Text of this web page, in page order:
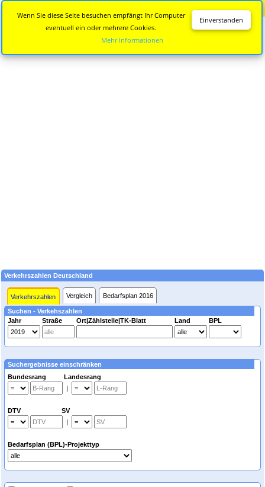
Verkehrszahlen Deutschland
Verkehrszahlen Vergleich Bedarfsplan 2016
Suchen - Verkehszahlen
Jahr
Straße Ort|Zählstelle|TK-Blatt Land BPL
Suchergebnisse einschränken
Bundesrang Landesrang
|
DTV SV
|
Bedarfsplan (BPL)-Projekttyp
Einverstanden
Wenn Sie diese Seite besuchen empfängt Ihr Computer
eventuell ein oder mehrere Cookies.
Mehr Informationen